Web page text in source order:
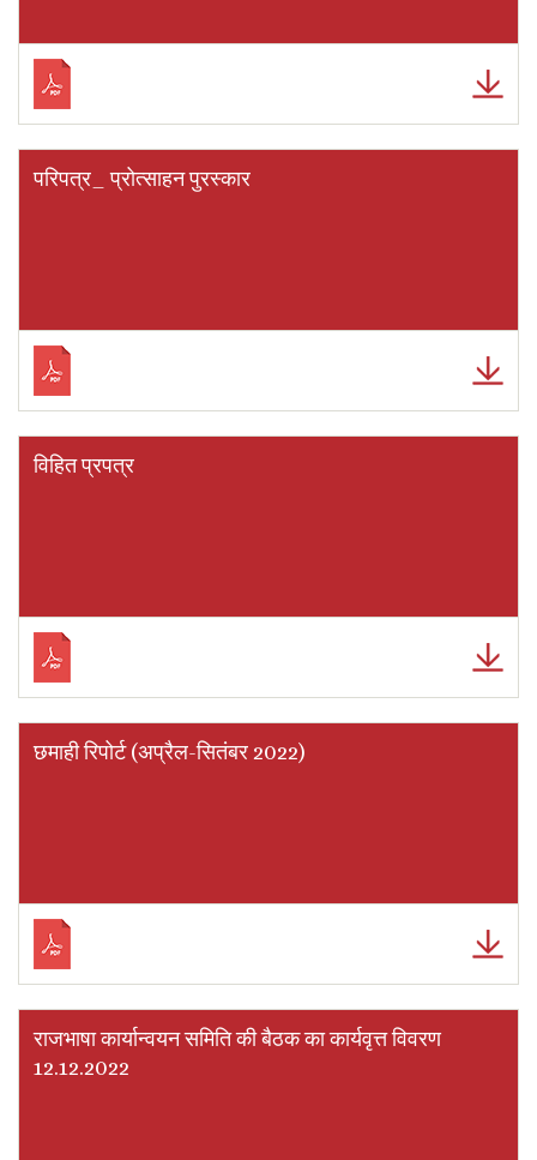
परिपत्र_ प्रोत्साहन पुरस्कार
विहित प्रपत्र
छमाही रिपोर्ट (अप्रैल-सितंबर 2022)
राजभाषा कार्यान्वयन समिति की बैठक का कार्यवृत्त विवरण
12.12.2022